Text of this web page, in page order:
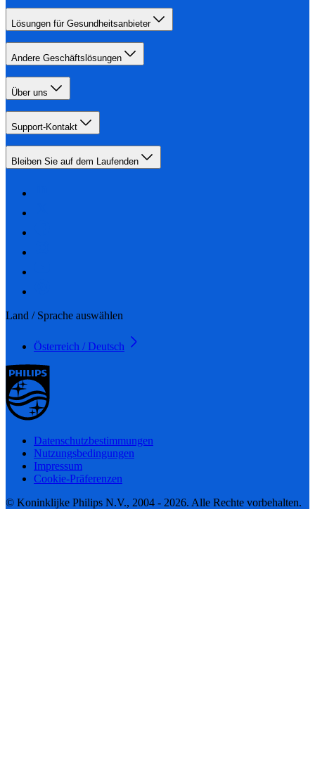
Lösungen für Gesundheitsanbieter
Andere Geschäftslösungen
Über uns
Support-Kontakt
Bleiben Sie auf dem Laufenden
Land / Sprache auswählen
Österreich / Deutsch
Datenschutzbestimmungen
Nutzungsbedingungen
Impressum
Cookie-Präferenzen
© Koninklijke Philips N.V., 2004 - 2026. Alle Rechte vorbehalten.